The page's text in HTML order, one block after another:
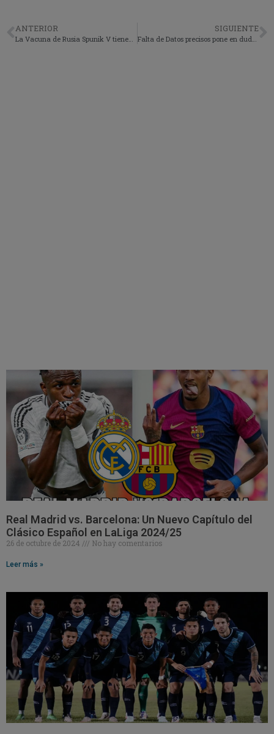
ANTERIOR SIGUIENTE
Real Madrid vs. Barcelona: Un Nuevo Capítulo del
Clásico Español en LaLiga 2024/25
26 de octubre de 2024 No hay comentarios
Leer más »